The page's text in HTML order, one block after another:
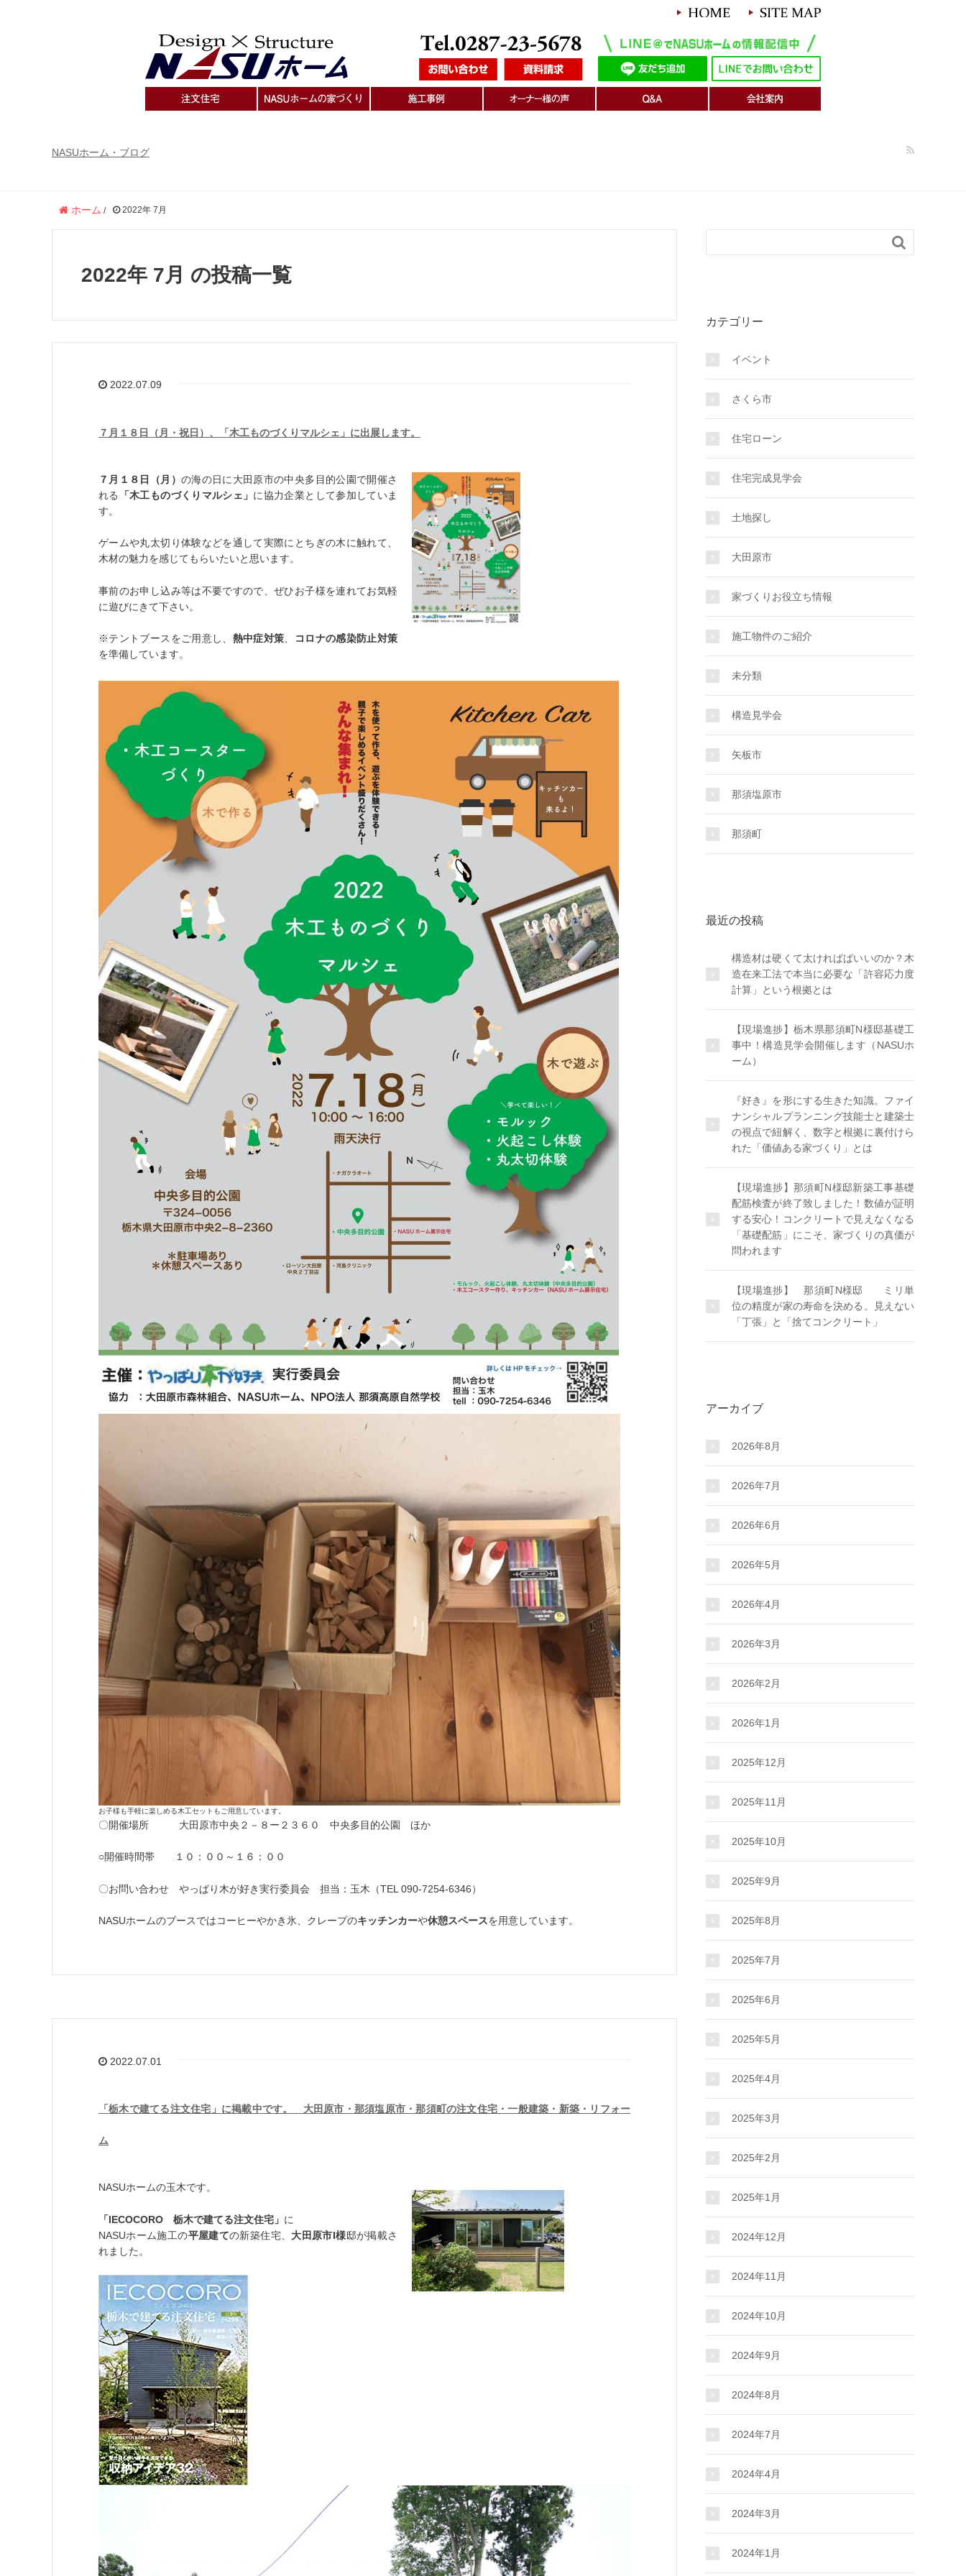
NASUホーム・ブログ
ホーム / 2022年 7月
2022年 7月 の投稿一覧
2022.07.09
７月１８日（月・祝日）、「木工ものづくりマルシェ」に出展します。
７月１８日（月） の海の日に大田原市の中央多目的公園で開催さ
れる
「木工ものづくりマルシェ」 に協力企業として参加していま
す。
ゲームや丸太切り体験などを通して実際にとちぎの木に触れて、
木材の魅力を感じてもらいたいと思います。
事前のお申し込み等は不要ですので、ぜひお子様を連れてお気軽
に遊びにきて下さい。
※テントブースをご用意し、 熱中症対策
コロナの感染防止対策
を準備しています。
お子様も手軽に楽しめる木工セットもご用意しています。
〇開催場所 大田原市中央２－８ー２３６０ 中央多目的公園 ほか
○開催時間帯 １０：００～１６：００
〇お問い合わせ やっぱり木が好き実行委員会 担当：玉木（TEL 090-7254-6346）
NASUホームのブースではコーヒーやかき氷、クレープのキッチンカーや休憩スペースを用意しています。
2022.07.01
「栃木で建てる注文住宅」に掲載中です。 大田原市・那須塩原市・那須町の注文住宅・一般建築・新築・リフォー
ム
NASUホームの玉木です。
「IECOCORO 栃木で建てる注文住宅」 に
NASUホーム施工の平屋建ての新築住宅、 大田原市I様邸が掲載さ
れました。

カテゴリー
イベント
さくら市
住宅ローン
住宅完成見学会
土地探し
大田原市
家づくりお役立ち情報
施工物件のご紹介
未分類
構造見学会
矢板市
那須塩原市
那須町
最近の投稿
構造材は硬くて太ければばいいのか？木
造在来工法で本当に必要な「許容応力度
計算」という根拠とは
【現場進捗】栃木県那須町N様邸基礎工
事中！構造見学会開催します（NASUホ
ーム）
『好き』を形にする生きた知識。ファイ
ナンシャルプランニング技能士と建築士
の視点で紐解く、数字と根拠に裏付けら
れた「価値ある家づくり」とは
【現場進捗】那須町N様邸新築工事基礎
配筋検査が終了致しました！数値が証明
する安心！コンクリートで見えなくなる
「基礎配筋」にこそ、家づくりの真価が
問われます
【現場進捗】 那須町N様邸 ミリ単
位の精度が家の寿命を決める。見えない
「丁張」と「捨てコンクリート」
アーカイブ
2026年8月
2026年7月
2026年6月
2026年5月
2026年4月
2026年3月
2026年2月
2026年1月
2025年12月
2025年11月
2025年10月
2025年9月
2025年8月
2025年7月
2025年6月
2025年5月
2025年4月
2025年3月
2025年2月
2025年1月
2024年12月
2024年11月
2024年10月
2024年9月
2024年8月
2024年7月
2024年4月
2024年3月
2024年1月